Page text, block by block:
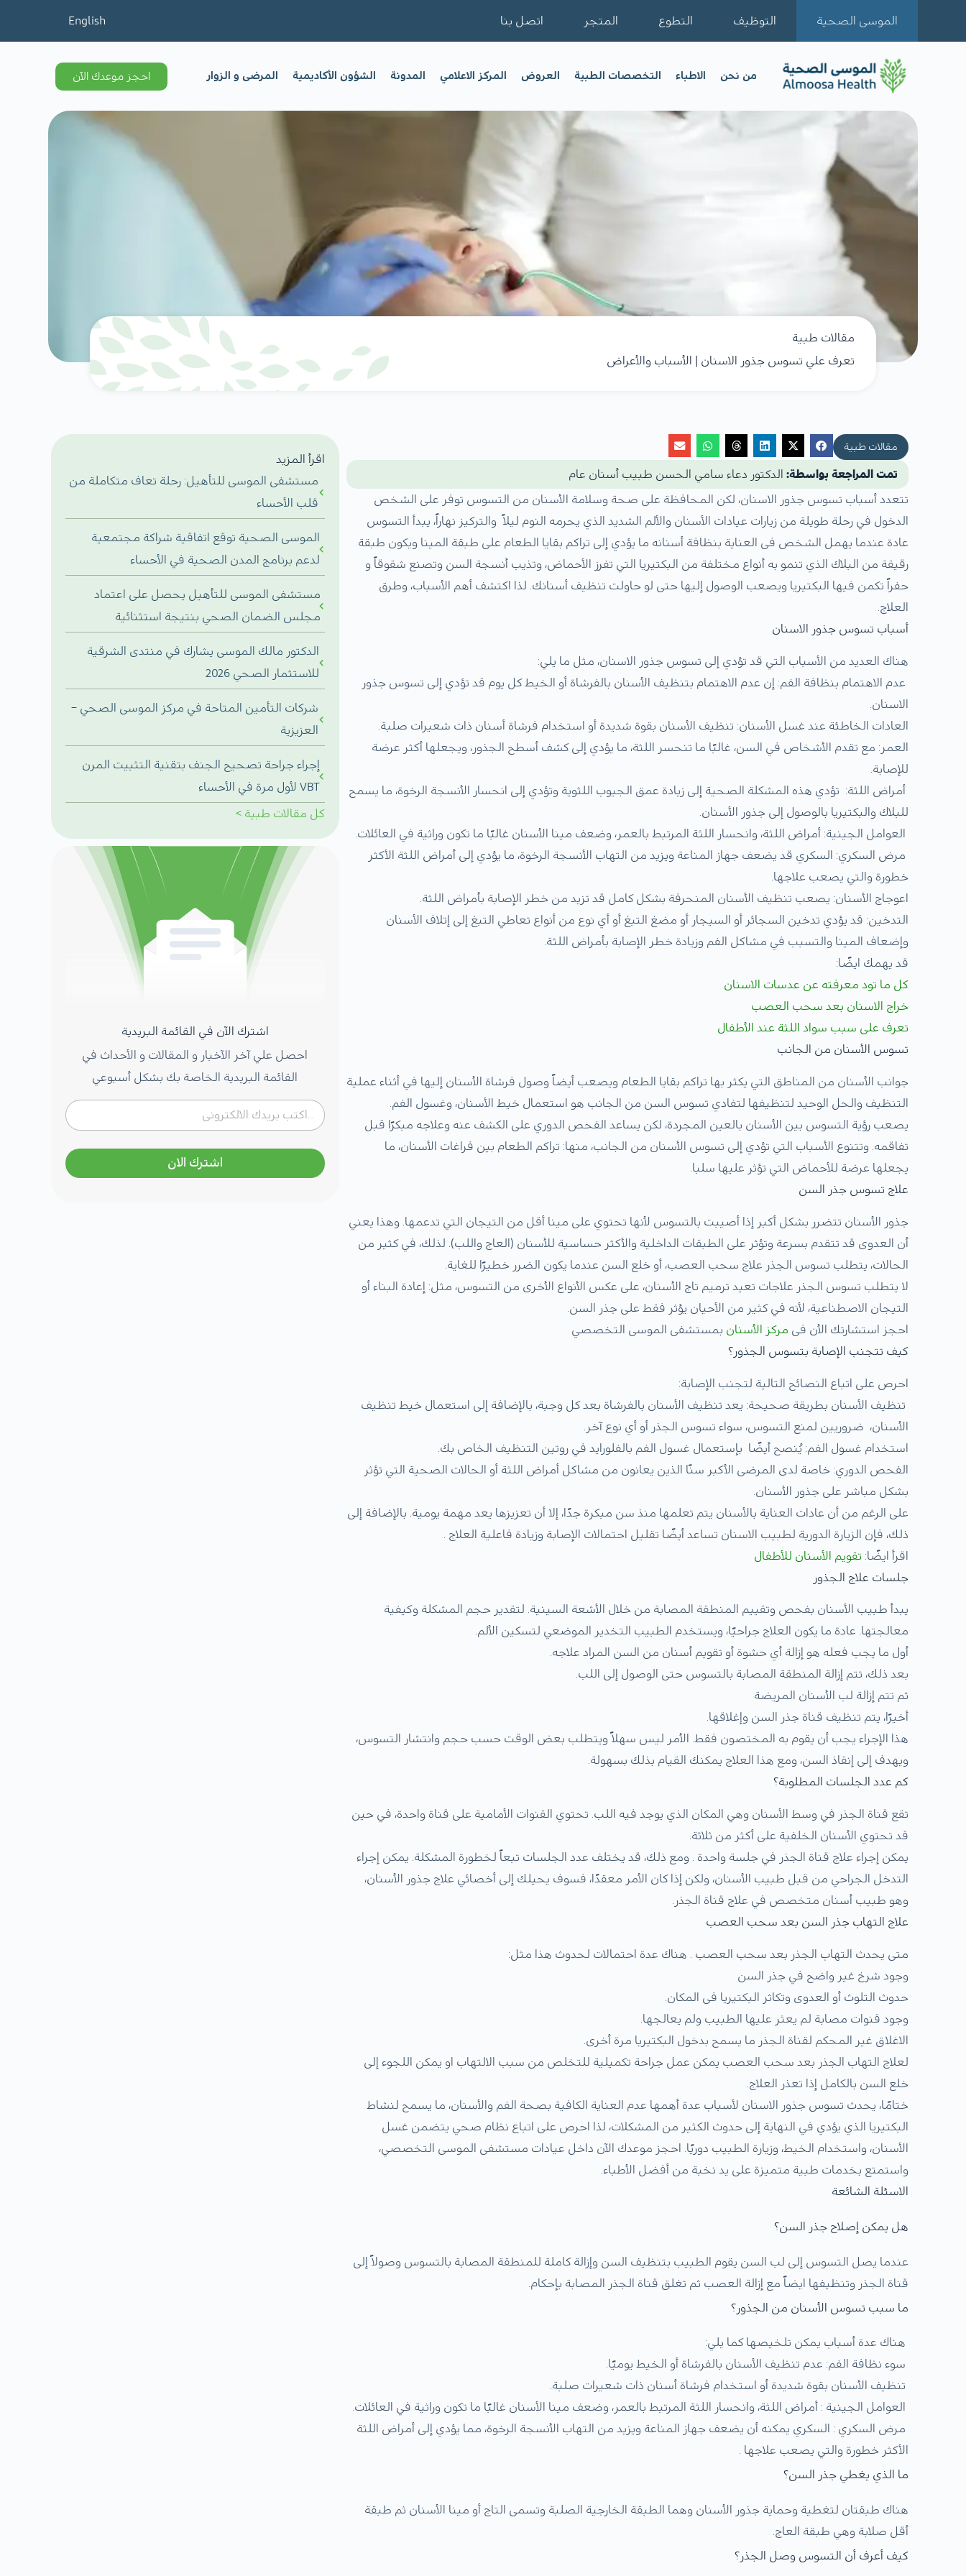
الموسى الصحية التوظيف التطوع المتجر اتصل بنا English
من نحن الاطباء التخصصات الطبية العروض المركز الاعلامي المدونة الشؤون الأكاديمية المرضى و الزوار احجز موعدك الآن
مقالات طبية
تعرف علي تسوس جذور الاسنان | الأسباب والأعراض
مقالات طبية
تمت المراجعة بواسطة: الدكتور دعاء سامي الحسن طبيب أسنان عام
تتعدد أسباب تسوس جذور الاسنان، لكن المحافظة على صحة وسلامة الأسنان من التسوس توفر على الشخص
الدخول في رحلة طويلة من زيارات عيادات الأسنان والألم الشديد الذي يحرمه النوم ليلاً والتركيز نهاراً، يبدأ التسوس
عادة عندما يهمل الشخص فى العناية بنظافة أسنانه ما يؤدي إلى تراكم بقايا الطعام على طبقة المينا ويكون طبقة
رقيقة من البلاك الذي تنمو به أنواع مختلفة من البكتيريا التي تفرز الأحماض، وتذيب أنسجة السن وتصنع شقوقاً و
حفراً تكمن فيها البكتيريا ويصعب الوصول إليها حتى لو حاولت تنظيف أسنانك. لذا اكتشف أهم الأسباب، وطرق
العلاج.
أسباب تسوس جذور الاسنان
هناك العديد من الأسباب التي قد تؤدي إلى تسوس جذور الاسنان، مثل ما يلي:
عدم الاهتمام بنظافة الفم: إن عدم الاهتمام بتنظيف الأسنان بالفرشاة أو الخيط كل يوم قد تؤدي إلى تسوس جذور
الاسنان.
العادات الخاطئة عند غسل الأسنان: تنظيف الأسنان بقوة شديدة أو استخدام فرشاة أسنان ذات شعيرات صلبة.
العمر: مع تقدم الأشخاص في السن، غالبًا ما تنحسر اللثة، ما يؤدي إلى كشف أسطح الجذور، ويجعلها أكثر عرضة
للإصابة.
أمراض اللثة: تؤدي هذه المشكلة الصحية إلى زيادة عمق الجيوب اللثوية وتؤدي إلى انحسار الأنسجة الرخوة، ما يسمح
للبلاك والبكتيريا بالوصول إلى جذور الأسنان.
العوامل الجينية: أمراض اللثة، وانحسار اللثة المرتبط بالعمر، وضعف مينا الأسنان غالبًا ما تكون وراثية في العائلات.
مرض السكري: السكري قد يضعف جهاز المناعة ويزيد من التهاب الأنسجة الرخوة، ما يؤدي إلى أمراض اللثة الأكثر
خطورة والتي يصعب علاجها.
اعوجاج الأسنان: يصعب تنظيف الأسنان المنحرفة بشكل كامل قد تزيد من خطر الإصابة بأمراض اللثة.
التدخين: قد يؤدي تدخين السجائر أو السيجار أو مضغ التبغ أو أي نوع من أنواع تعاطي التبغ إلى إتلاف الأسنان
وإضعاف المينا والتسبب في مشاكل الفم وزيادة خطر الإصابة بأمراض اللثة.
قد يهمك ايضًا:
كل ما تود معرفته عن عدسات الاسنان
خراج الاسنان بعد سحب العصب
تعرف على سبب سواد اللثة عند الأطفال
تسوس الأسنان من الجانب
جوانب الأسنان من المناطق التي يكثر بها تراكم بقايا الطعام ويصعب أيضاً وصول فرشاة الأسنان إليها في أثناء عملية
التنظيف والحل الوحيد لتنظيفها لتفادي تسوس السن من الجانب هو استعمال خيط الأسنان، وغسول الفم.
يصعب رؤية التسوس بين الأسنان بالعين المجردة، لكن يساعد الفحص الدوري على الكشف عنه وعلاجه مبكرًا قبل
تفاقمه. وتتنوع الأسباب التي تؤدي إلى تسوس الأسنان من الجانب، منها: تراكم الطعام بين فراغات الأسنان، ما
يجعلها عرضة للأحماض التي تؤثر عليها سلبا.
علاج تسوس جذر السن
جذور الأسنان تتضرر بشكل أكبر إذا أصيبت بالتسوس لأنها تحتوي على مينا أقل من التيجان التي تدعمها. وهذا يعني
أن العدوى قد تتقدم بسرعة وتؤثر على الطبقات الداخلية والأكثر حساسية للأسنان (العاج واللب). لذلك، في كثير من
الحالات، يتطلب تسوس الجذر علاج سحب العصب، أو خلع السن عندما يكون الضرر خطيرًا للغاية.
لا يتطلب تسوس الجذر علاجات تعيد ترميم تاج الأسنان، على عكس الأنواع الأخرى من التسوس، مثل: إعادة البناء أو
التيجان الاصطناعية، لأنه في كثير من الأحيان يؤثر فقط على جذر السن.
احجز استشارتك الأن فى مركز الأسنان بمستشفى الموسى التخصصي
كيف تتجنب الإصابة بتسوس الجذور؟
احرص على اتباع النصائح التالية لتجنب الإصابة:
تنظيف الأسنان بطريقة صحيحة: يعد تنظيف الأسنان بالفرشاة بعد كل وجبة، بالإضافة إلى استعمال خيط تنظيف
الأسنان، ضروريين لمنع التسوس، سواء تسوس الجذر أو أي نوع آخر.
استخدام غسول الفم: يُنصح أيضًا بإستعمال غسول الفم بالفلورايد في روتين التنظيف الخاص بك.
الفحص الدوري: خاصة لدى المرضى الأكبر سنًا الذين يعانون من مشاكل أمراض اللثة أو الحالات الصحية التي تؤثر
بشكل مباشر على جذور الأسنان.
على الرغم من أن عادات العناية بالأسنان يتم تعلمها منذ سن مبكرة جدًا، إلا أن تعزيزها يعد مهمة يومية. بالإضافة إلى
ذلك، فإن الزيارة الدورية لطبيب الاسنان تساعد أيضًا تقليل احتمالات الإصابة وزيادة فاعلية العلاج .
اقرأ ايضًا: تقويم الأسنان للأطفال
جلسات علاج الجذور
يبدأ طبيب الأسنان بفحص وتقييم المنطقة المصابة من خلال الأشعة السينية. لتقدير حجم المشكلة وكيفية
معالجتها. عادة ما يكون العلاج جراحيًا، ويستخدم الطبيب التخدير الموضعي لتسكين الألم.
أول ما يجب فعله هو إزالة أي حشوة أو تقويم أسنان من السن المراد علاجه.
بعد ذلك، تتم إزالة المنطقة المصابة بالتسوس حتى الوصول إلى اللب.
ثم تتم إزالة لب الأسنان المريضة
أخيرًا، يتم تنظيف قناة جذر السن وإغلاقها.
هذا الإجراء يجب أن يقوم به المختصون فقط. الأمر ليس سهلاً ويتطلب بعض الوقت حسب حجم وانتشار التسوس،
ويهدف إلى إنقاذ السن، ومع هذا العلاج يمكنك القيام بذلك بسهولة.
كم عدد الجلسات المطلوبة؟
تقع قناة الجذر في وسط الأسنان وهي المكان الذي يوجد فيه اللب. تحتوي القنوات الأمامية على قناة واحدة، في حين
قد تحتوي الأسنان الخلفية على أكثر من ثلاثة.
يمكن إجراء علاج قناة الجذر في جلسة واحدة . ومع ذلك، قد يختلف عدد الجلسات تبعاً لخطورة المشكلة. يمكن إجراء
التدخل الجراحي من قبل طبيب الأسنان، ولكن إذا كان الأمر معقدًا، فسوف يحيلك إلى أخصائي علاج جذور الأسنان،
وهو طبيب أسنان متخصص في علاج قناة الجذر.
علاج التهاب جذر السن بعد سحب العصب
متى يحدث التهاب الجذر بعد سحب العصب . هناك عدة احتمالات لحدوث هذا مثل:
وجود شرخ غير واضح في جذر السن
حدوث التلوث أو العدوى وتكاثر البكتيريا فى المكان.
وجود قنوات مصابة لم يعثر عليها الطبيب ولم يعالجها.
الاغلاق غير المحكم لقناة الجذر ما يسمح بدخول البكتيريا مرة أخرى.
لعلاج التهاب الجذر بعد سحب العصب يمكن عمل جراحة تكميلية للتخلص من سبب الالتهاب او يمكن اللجوء إلى
خلع السن بالكامل إذا تعذر العلاج.
ختامًا، يحدث تسوس جذور الاسنان لأسباب عدة أهمها عدم العناية الكافية بصحة الفم والأسنان، ما يسمح لنشاط
البكتيريا الذي يؤدي في النهاية إلى حدوث الكثير من المشكلات، لذا احرص على اتباع نظام صحي يتضمن غسل
الأسنان، واستخدام الخيط، وزيارة الطبيب دوريًا. احجز موعدك الآن داخل عيادات مستشفى الموسى التخصصي،
واستمتع بخدمات طبية متميزة على يد نخبة من أفضل الأطباء.
الاسئلة الشائعة
هل يمكن إصلاح جذر السن؟
عندما يصل التسوس إلى لب السن يقوم الطبيب بتنظيف السن وإزالة كاملة للمنطقة المصابة بالتسوس وصولاً إلى
قناة الجذر وتنظيفها ايضاً مع إزالة العصب ثم تغلق قناة الجذر المصابة بإحكام.
ما سبب تسوس الأسنان من الجذور؟
هناك عدة أسباب يمكن تلخيصها كما يلي:
سوء نظافة الفم: عدم تنظيف الأسنان بالفرشاة أو الخيط يوميًا.
تنظيف الأسنان بقوة شديدة أو استخدام فرشاة أسنان ذات شعيرات صلبة.
العوامل الجينية : أمراض اللثة، وانحسار اللثة المرتبط بالعمر، وضعف مينا الأسنان غالبًا ما تكون وراثية في العائلات.
مرض السكري : السكري يمكنه أن يضعف جهاز المناعة ويزيد من التهاب الأنسجة الرخوة، مما يؤدي إلى أمراض اللثة
الأكثر خطورة والتي يصعب علاجها .
ما الذي يغطي جذر السن؟
هناك طبقتان لتغطية وحماية جذور الأسنان وهما الطبقة الخارجية الصلبة وتسمى التاج أو مينا الأسنان ثم طبقة
أقل صلابة وهي طبقة العاج.
كيف أعرف أن التسوس وصل الجذر؟
اقرأ المزيد
مستشفى الموسى للتأهيل: رحلة تعاف متكاملة من
قلب الأحساء
الموسى الصحية توقع اتفاقية شراكة مجتمعية
لدعم برنامج المدن الصحية في الأحساء
مستشفى الموسى للتأهيل يحصل على اعتماد
مجلس الضمان الصحي بنتيجة استثنائية
الدكتور مالك الموسى يشارك في منتدى الشرقية
للاستثمار الصحي 2026
شركات التأمين المتاحة في مركز الموسى الصحي –
العزيزية
إجراء جراحة تصحيح الجنف بتقنية التثبيت المرن
VBT لأول مرة في الأحساء
كل مقالات طبية >
اشترك الآن في القائمة البريدية
احصل علي آخر الآخبار و المقالات و الأحداث في
القائمة البريدية الخاصة بك بشكل أسبوعي
اشترك الان